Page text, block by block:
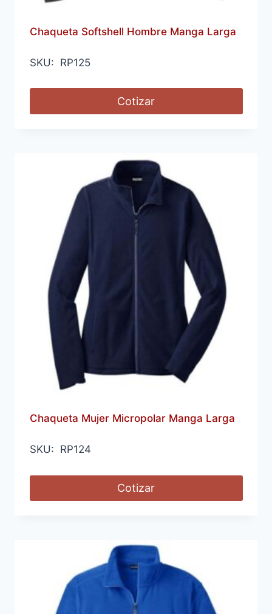
Chaqueta Softshell Hombre Manga Larga
SKU: RP125
Cotizar
Chaqueta Mujer Micropolar Manga Larga
SKU: RP124
Cotizar